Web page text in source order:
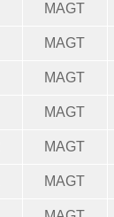
MAGT
MAGT
MAGT
MAGT
MAGT
MAGT